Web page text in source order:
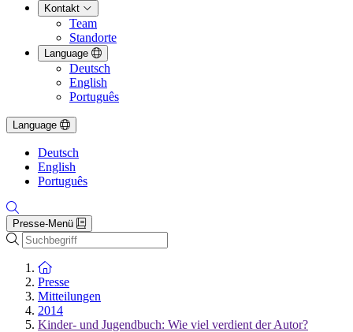
Kontakt
Team
Standorte
Language
Deutsch
English
Português
Language
Deutsch
English
Português
Presse-Menü
Suche
Zur Startseite
Presse
Mitteilungen
2014
Kinder- und Jugendbuch: Wie viel verdient der Autor?